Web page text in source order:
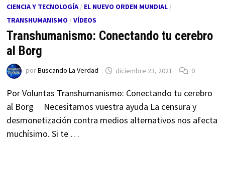
CIENCIA Y TECNOLOGÍA/ EL NUEVO ORDEN MUNDIAL/
TRANSHUMANISMO / VÍDEOS
Transhumanismo: Conectando tu cerebro
al Borg
porBuscando La Verdad diciembre 23, 2021 0
Por Voluntas Transhumanismo: Conectando tu cerebro
al Borg Necesitamos vuestra ayuda La censura y
desmonetización contra medios alternativos nos afecta
muchísimo. Si te …